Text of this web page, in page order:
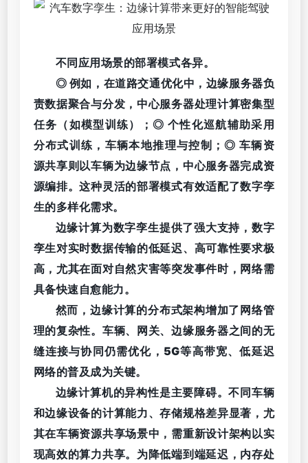
不同应用场景的部署模式各异。
◎ 例如，在道路交通优化中，边缘服务器负
责数据聚合与分发，中心服务器处理计算密集型
任务（如模型训练）；◎ 个性化巡航辅助采用
分布式训练，车辆本地推理与控制；◎ 车辆资
源共享则以车辆为边缘节点，中心服务器完成资
源编排。这种灵活的部署模式有效适配了数字孪
生的多样化需求。
边缘计算为数字孪生提供了强大支持，数字
孪生对实时数据传输的低延迟、高可靠性要求极
高，尤其在面对自然灾害等突发事件时，网络需
具备快速自愈能力。
然而，边缘计算的分布式架构增加了网络管
理的复杂性。车辆、网关、边缘服务器之间的无
缝连接与协同仍需优化，5G等高带宽、低延迟
网络的普及成为关键。
边缘计算机的异构性是主要障碍。不同车辆
和边缘设备的计算能力、存储规格差异显著，尤
其在车辆资源共享场景中，需重新设计架构以实
现高效的算力共享。为降低端到端延迟，内存处